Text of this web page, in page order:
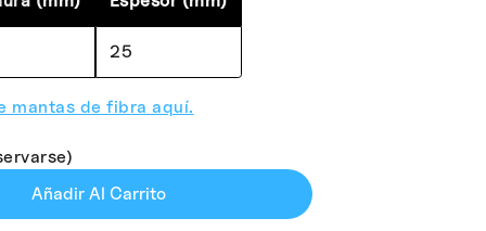
25
mantas de fibra aquí.
Añadir Al Carrito